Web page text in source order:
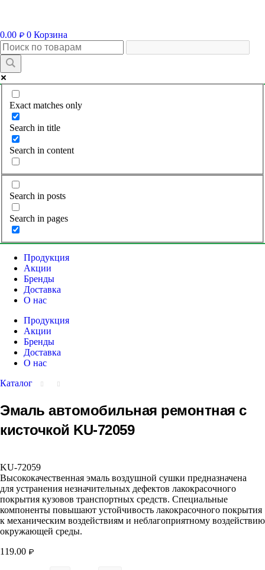
0.00 ₽ 0 Корзина
Exact matches only
Search in title
Search in content
Search in posts
Search in pages
Продукция
Акции
Бренды
Доставка
О нас
Продукция
Акции
Бренды
Доставка
О нас
Каталог
Эмаль автомобильная ремонтная с
кисточкой KU-72059
KU-72059
Высококачественная эмаль воздушной сушки предназначена
для устранения незначительных дефектов лакокрасочного
покрытия кузовов транспортных средств. Специальные
компоненты повышают устойчивость лакокрасочного покрытия
к механическим воздействиям и неблагоприятному воздействию
окружающей среды.
119.00 ₽